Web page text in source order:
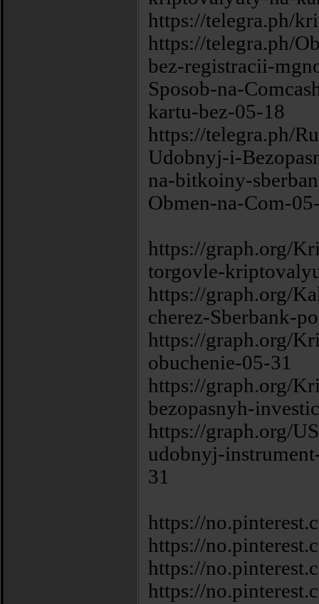
https://telegra.ph/
https://telegra.ph/
bez-registracii-
Sposob-na-
kartu-bez-05-18
https://telegra.ph/
Udobnyj-i-
na-bitkoiny-
Obmen-na-Com-
https://graph.org/
torgovle-
https://graph.org/
cherez-Sberbank-
https://graph.org/
obuchenie-05-31
https://graph.org/
bezopasnyh-
https://graph.org/
udobnyj-
31
https://
https://
https://
https://